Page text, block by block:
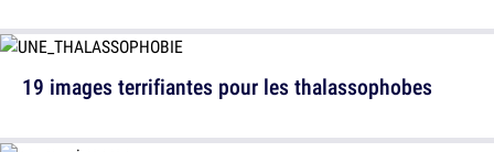
19 images terrifiantes pour les thalassophobes